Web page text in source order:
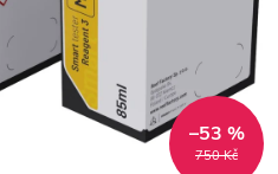
750 Kč
–53 %